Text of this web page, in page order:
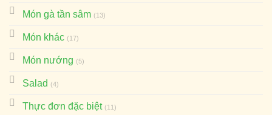
Món gà tần sâm (13)
Món khác (17)
Món nướng (5)
Salad (4)
Thực đơn đặc biệt (11)